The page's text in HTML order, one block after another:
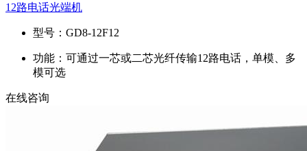
12路电话光端机
型号： GD8-12F12
功能： 可通过一芯或二芯光纤传输12路电话，单模、多
模可选
在线咨询